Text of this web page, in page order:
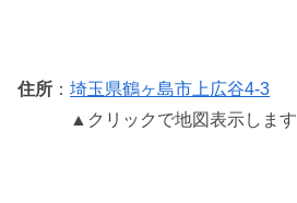
住所 ： 埼玉県鶴ヶ島市上広谷4-3
▲クリックで地図表示します